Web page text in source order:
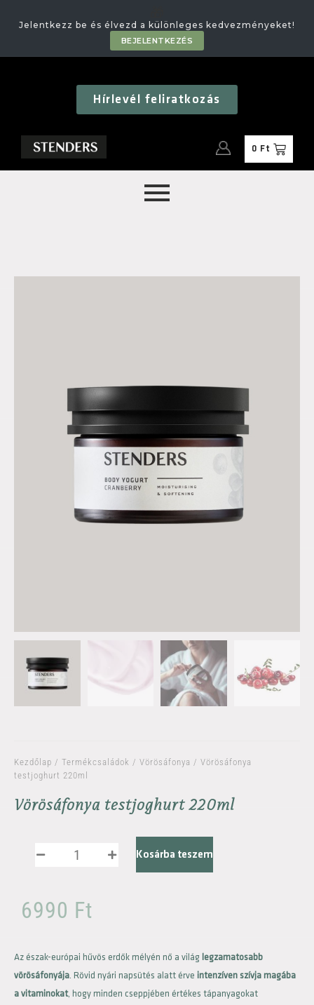
Jelentkezz be és élvezd a különleges kedvezményeket!
BEJELENTKEZÉS
Hírlevél feliratkozás
0 Ft
Kezdőlap / Termékcsaládok / Vörösáfonya / Vörösáfonya
testjoghurt 220ml
Vörösáfonya testjoghurt 220ml
Kosárba teszem
6990 Ft
Az észak-európai hűvös erdők mélyén nő a világ legzamatosabb
vörösáfonyája. Rövid nyári napsütés alatt érve intenzíven szívja magába
a vitaminokat, hogy minden cseppjében értékes tápanyagokat